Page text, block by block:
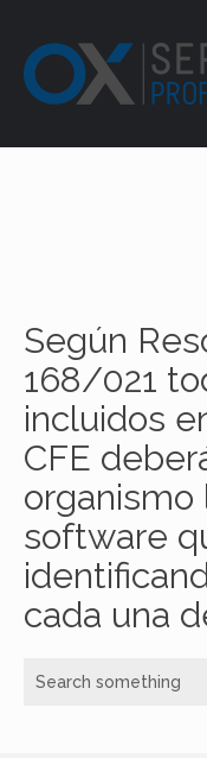
Según
168/021
incluidos
CFE
organismo
software
cada una